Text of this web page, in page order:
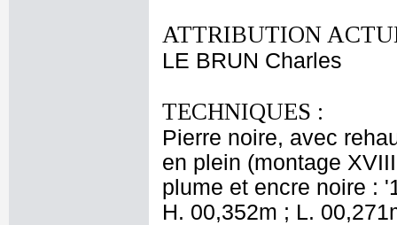
ATTRIBUTION
LE BRUN Charles
TECHNIQUES :
Pierre noire, avec
en plein (montage
plume et encre noire :
H. 00,352m ; L.